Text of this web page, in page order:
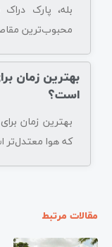
بله، پارک
محبوب‌ترین
بهترین زمان
است؟
بهترین زمان
که هوا
مقالات مرتبط